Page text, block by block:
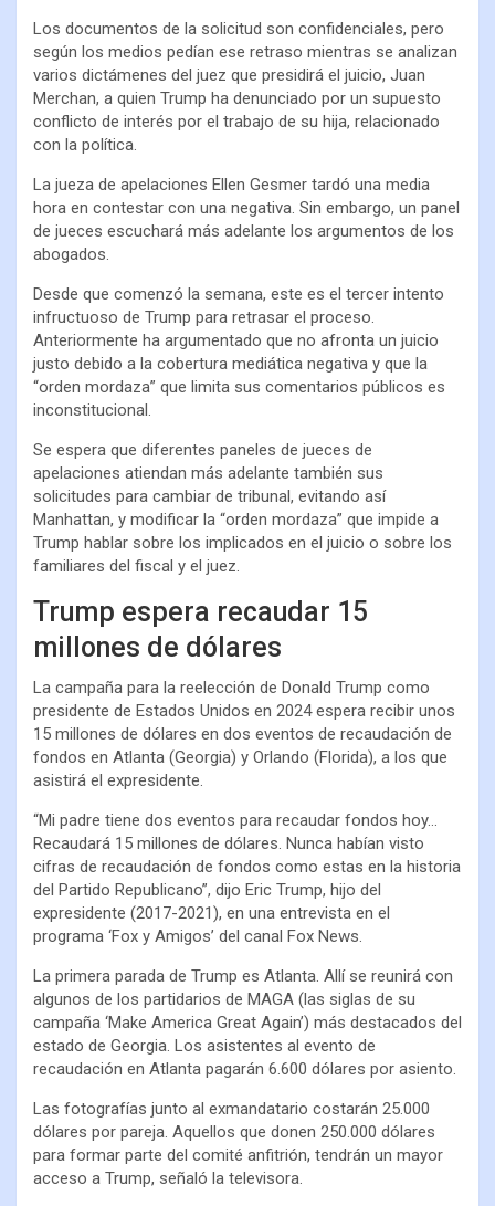
Los documentos de la solicitud son confidenciales, pero
según los medios pedían ese retraso mientras se analizan
varios dictámenes del juez que presidirá el juicio, Juan
Merchan, a quien Trump ha denunciado por un supuesto
conflicto de interés por el trabajo de su hija, relacionado
con la política.
La jueza de apelaciones Ellen Gesmer tardó una media
hora en contestar con una negativa. Sin embargo, un panel
de jueces escuchará más adelante los argumentos de los
abogados.
Desde que comenzó la semana, este es el tercer intento
infructuoso de Trump para retrasar el proceso.
Anteriormente ha argumentado que no afronta un juicio
justo debido a la cobertura mediática negativa y que la
“orden mordaza” que limita sus comentarios públicos es
inconstitucional.
Se espera que diferentes paneles de jueces de
apelaciones atiendan más adelante también sus
solicitudes para cambiar de tribunal, evitando así
Manhattan, y modificar la “orden mordaza” que impide a
Trump hablar sobre los implicados en el juicio o sobre los
familiares del fiscal y el juez.
Trump espera recaudar 15
millones de dólares
La campaña para la reelección de Donald Trump como
presidente de Estados Unidos en 2024 espera recibir unos
15 millones de dólares en dos eventos de recaudación de
fondos en Atlanta (Georgia) y Orlando (Florida), a los que
asistirá el expresidente.
“Mi padre tiene dos eventos para recaudar fondos hoy…
Recaudará 15 millones de dólares. Nunca habían visto
cifras de recaudación de fondos como estas en la historia
del Partido Republicano”, dijo Eric Trump, hijo del
expresidente (2017-2021), en una entrevista en el
programa ‘Fox y Amigos’ del canal Fox News.
La primera parada de Trump es Atlanta. Allí se reunirá con
algunos de los partidarios de MAGA (las siglas de su
campaña ‘Make America Great Again’) más destacados del
estado de Georgia. Los asistentes al evento de
recaudación en Atlanta pagarán 6.600 dólares por asiento.
Las fotografías junto al exmandatario costarán 25.000
dólares por pareja. Aquellos que donen 250.000 dólares
para formar parte del comité anfitrión, tendrán un mayor
acceso a Trump, señaló la televisora.